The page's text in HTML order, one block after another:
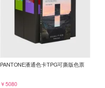
PANTONE潘通色卡TPG可撕版色票
￥5080